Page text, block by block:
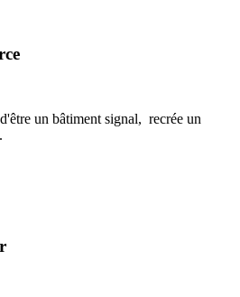
un bâtiment signal, recrée un